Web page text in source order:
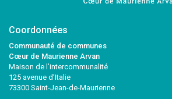
Coordonnées
Communauté de communes
Cœur de Maurienne Arvan
Maison de l’intercommunalité
125 avenue d’Italie
73300 Saint-Jean-de-Maurienne